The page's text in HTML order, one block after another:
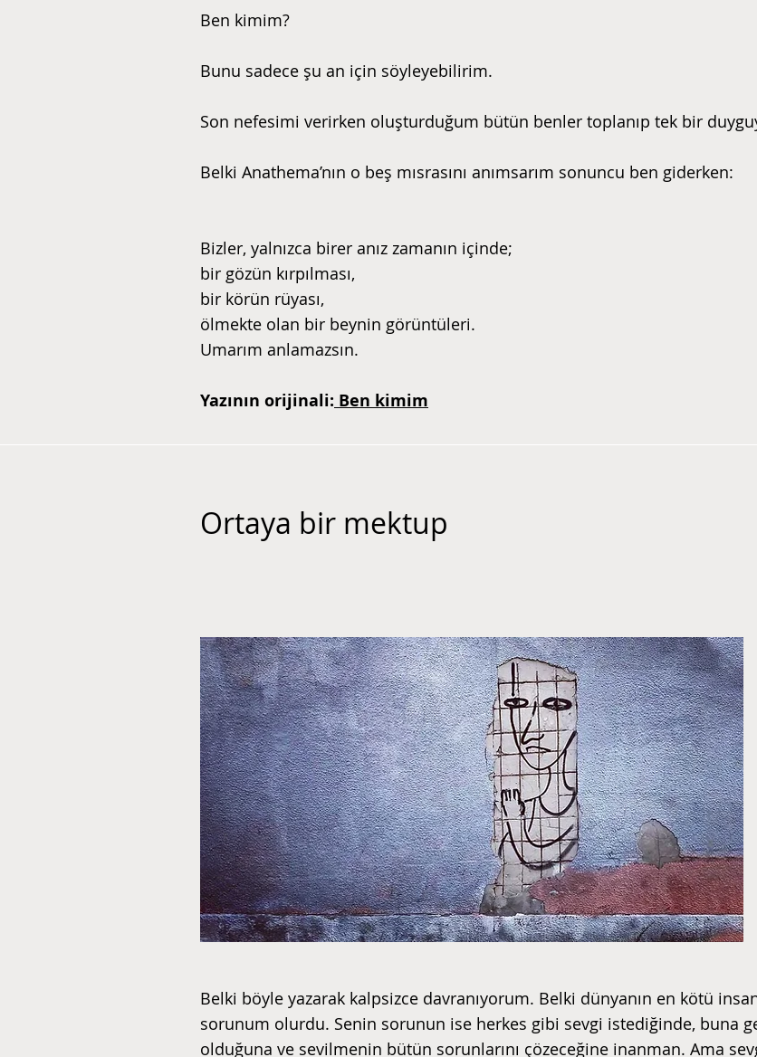
Ben kimim?
Bunu sadece şu an için söyleyebilirim.
Son nefesimi verirken oluşturduğum bütün benler toplanıp tek bir
Belki Anathema’nın o beş mısrasını anımsarım sonuncu ben giderken:
Bizler, yalnızca birer anız zamanın içinde;
bir gözün kırpılması,
bir körün rüyası,
ölmekte olan bir beynin görüntüleri.
Umarım anlamazsın.
Yazının orijinali: Ben kimim
Ortaya bir mektup
Belki böyle yazarak kalpsizce davranıyorum. Belki dünyanın en kötü
sorunum olurdu. Senin sorunun ise herkes gibi sevgi istediğinde, buna
olduğuna ve sevilmenin bütün sorunlarını çözeceğine inanman. Ama